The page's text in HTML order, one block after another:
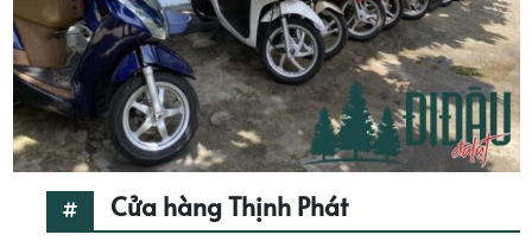
Cửa hàng Thịnh Phát